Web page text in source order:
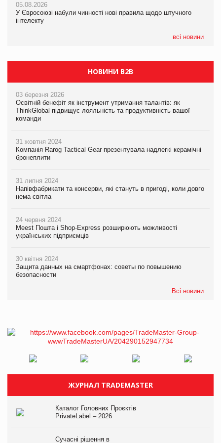
05.08.2026
У Євросоюзі набули чинності нові правила щодо штучного
інтелекту
всі новини
05.08.2026
Сергій Лісунов про заморожені хлібобулочні вироби на
05.08.2026
Рекламна платформа вимагає від Google компенсацію за
втрату 6,9 трлн рекламних показів
НОВИНИ B2B
03 березня 2026
Освітній бенефіт як інструмент утримання талантів: як
ThinkGlobal підвищує лояльність та продуктивність вашої
команди
31 жовтня 2024
Компанія Rarog Tactical Gear презентувала надлегкі керамічні
бронеплити
31 липня 2024
Напівфабрикати та консерви, які стануть в пригоді, коли довго
нема світла
24 червня 2024
Meest Пошта і Shop-Express розширюють можливості
українських підприємців
30 квітня 2024
Защита данных на смартфонах: советы по повышению
безопасности
Всі новини
ЖУРНАЛ TRADEMASTER
Каталог Головних Проєктів
PrivateLabel – 2026
Сучасні рішення в